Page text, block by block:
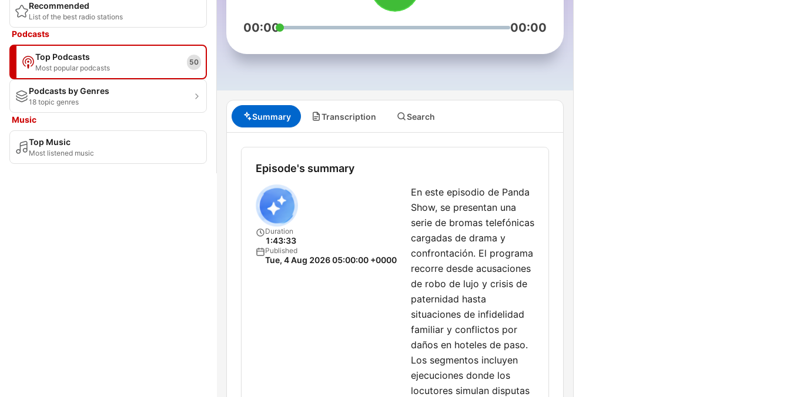
Recommended
List of the best radio stations
Podcasts
Top Podcasts
Most popular podcasts
50
Podcasts by Genres
18 topic genres
Music
Top Music
Most listened music
00:00 00:00
Summary Transcription Search
Episode's summary
Duration
1:43:33
Published
Tue, 4 Aug 2026 05:00:00 +0000
En este episodio de Panda
Show, se presentan una
serie de bromas telefónicas
cargadas de drama y
confrontación. El programa
recorre desde acusaciones
de robo de lujo y crisis de
paternidad hasta
situaciones de infidelidad
familiar y conflictos por
daños en hoteles de paso.
Los segmentos incluyen
ejecuciones donde los
locutores simulan disputas